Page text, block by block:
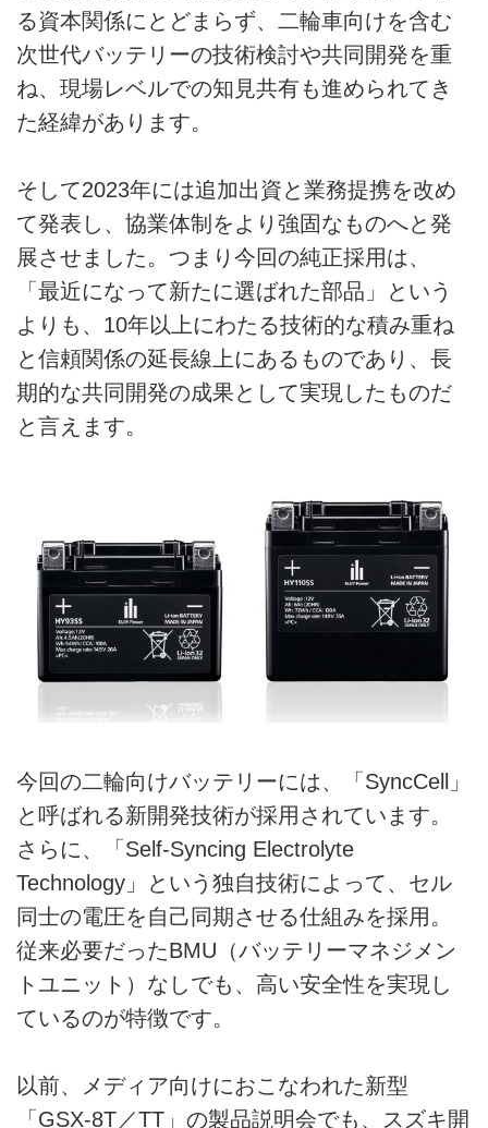
る資本関係にとどまらず、二輪車向けを含む
次世代バッテリーの技術検討や共同開発を重
ね、現場レベルでの知見共有も進められてき
た経緯があります。
そして2023年には追加出資と業務提携を改め
て発表し、協業体制をより強固なものへと発
展させました。つまり今回の純正採用は、
「最近になって新たに選ばれた部品」という
よりも、10年以上にわたる技術的な積み重ね
と信頼関係の延長線上にあるものであり、長
期的な共同開発の成果として実現したものだ
と言えます。
今回の二輪向けバッテリーには、「SyncCell」
と呼ばれる新開発技術が採用されています。
さらに、「Self-Syncing Electrolyte
Technology」という独自技術によって、セル
同士の電圧を自己同期させる仕組みを採用。
従来必要だったBMU（バッテリーマネジメン
トユニット）なしでも、高い安全性を実現し
ているのが特徴です。
以前、メディア向けにおこなわれた新型
「GSX-8T／TT」の製品説明会でも、スズキ開